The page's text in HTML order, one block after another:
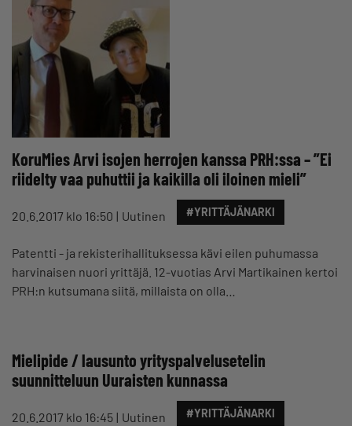
KoruMies Arvi isojen herrojen kanssa PRH:ssa – ”Ei
riidelty vaa puhuttii ja kaikilla oli iloinen mieli”
20.6.2017 klo 16:50 Uutinen #YRITTÄJÄNARKI
Patentti - ja rekisterihallituksessa kävi eilen puhumassa
harvinaisen nuori yrittäjä. 12-vuotias Arvi Martikainen kertoi
PRH:n kutsumana siitä, millaista on olla…
Mielipide / lausunto yrityspalvelusetelin
suunnitteluun Uuraisten kunnassa
20.6.2017 klo 16:45 Uutinen #YRITTÄJÄNARKI